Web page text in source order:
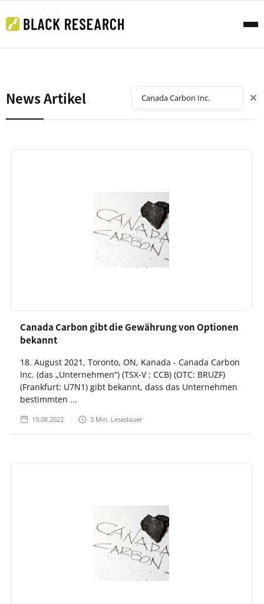
News Artikel ✕
Canada Carbon gibt die Gewährung von Optionen
bekannt
18. August 2021, Toronto, ON, Kanada - Canada Carbon
Inc. (das „Unternehmen“) (TSX-V : CCB) (OTC: BRUZF)
(Frankfurt: U7N1) gibt bekannt, dass das Unternehmen
bestimmten ...
19.08.2022 3 Min. Lesedauer